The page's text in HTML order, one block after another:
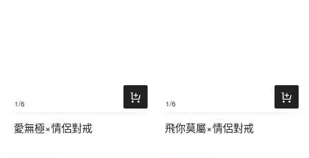
1/6
愛無極×情侶對戒
1/6
飛你莫屬×情侶對戒